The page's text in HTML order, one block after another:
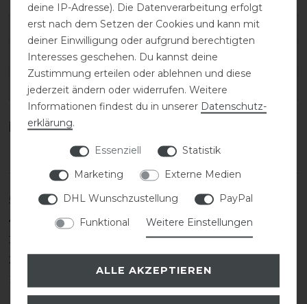
Varianten-ID:179235
SKU:ARI-10032727/22L
EAN:192904386905
Kundenrezensionen
5
0
4
0
3
0
2
1
deine IP-Adresse). Die Datenverarbeitung erfolgt
erst nach dem Setzen der Cookies und kann mit
deiner Einwilligung oder aufgrund berechtigten
Interesses geschehen. Du kannst deine
Zustimmung erteilen oder ablehnen und diese
jederzeit ändern oder widerrufen. Weitere
Informationen findest du in unserer Daten­schutz­
erklärung.
Essenziell
Statistik
Marketing
Externe Medien
DHL Wunschzustellung
PayPal
Funktional
Weitere Einstellungen
ALLE AKZEPTIEREN